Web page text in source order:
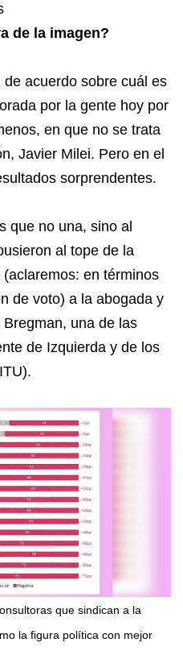
de la imagen?
acuerdo sobre cuál es
por la gente hoy por
en que no se trata
Javier Milei. Pero en el
sorprendentes.
que no una, sino al
al tope de la
en términos
de voto) a la abogada y
una de las
de Izquierda y de los
que sindican a la
la figura política con mejor